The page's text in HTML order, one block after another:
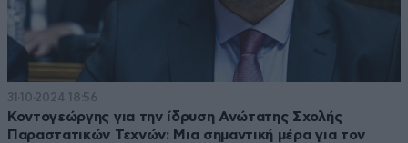
31·10·2024 18:56
Κοντογεώργης για την ίδρυση Ανώτατης Σχολής
Παραστατικών Τεχνών: Μια σημαντική μέρα για τον